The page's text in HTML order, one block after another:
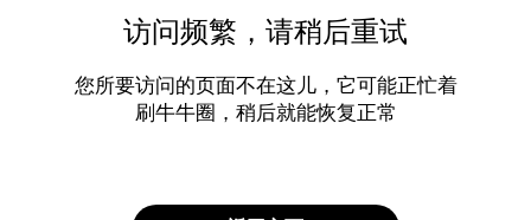
访问频繁，请稍后重试
您所要访问的页面不在这儿，它可能正忙着
刷牛牛圈，稍后就能恢复正常